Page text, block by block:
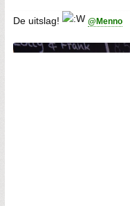
De uitslag! @Menno